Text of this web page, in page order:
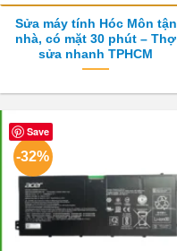
Sửa máy tính Hóc Môn tận
nhà, có mặt 30 phút – Thợ
sửa nhanh TPHCM
Save
-32%